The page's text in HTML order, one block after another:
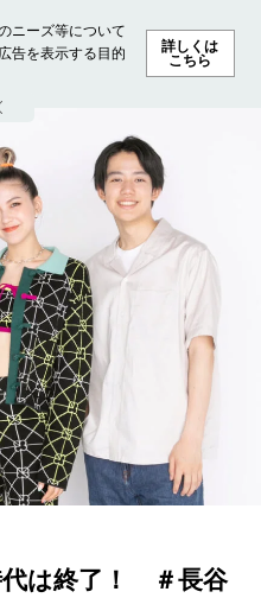
ニーズ等について
告を表示する目的
詳しくは
こちら
グ ファッション ビューテ
代は終了！ ＃長谷